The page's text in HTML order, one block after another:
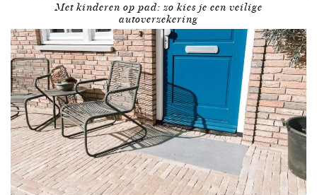
Met kinderen op pad: zo kies je een veilige
autoverzekering